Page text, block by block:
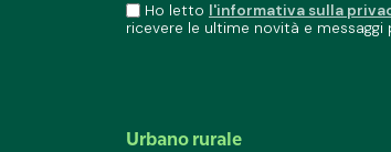
Ho letto l'informativa sulla
ricevere le ultime novità e
Urbano rurale